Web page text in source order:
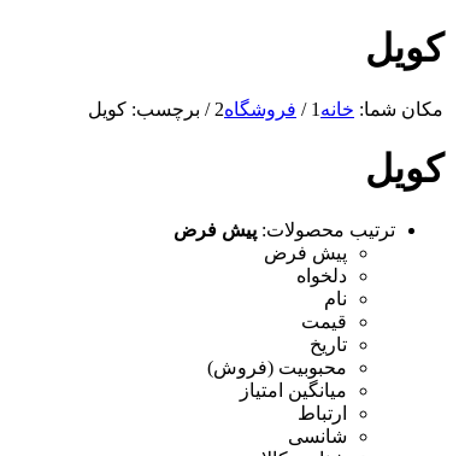
کویل
مکان شما: خانه 1
/ فروشگاه2
/ برچسب: کویل
کویل
ترتیب محصولات: پیش فرض
پیش فرض
دلخواه
نام
قیمت
تاریخ
محبوبیت (فروش)
میانگین امتیاز
ارتباط
شانسی